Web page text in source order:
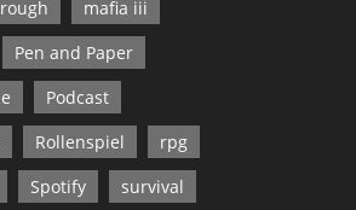
mafia iii
Pen and Paper
Podcast
Rollenspiel
rpg
Spotify
survival